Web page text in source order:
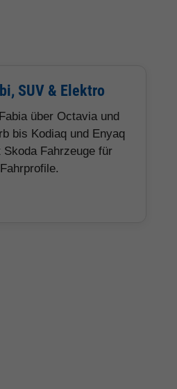
SUV & Elektro
über Octavia und
bis Kodiaq und Enyaq
Skoda Fahrzeuge für